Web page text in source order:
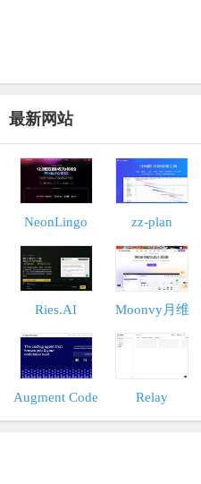
最新网站
NeonLingo zz-plan
Ries.AI Moonvy月维
Augment Code Relay